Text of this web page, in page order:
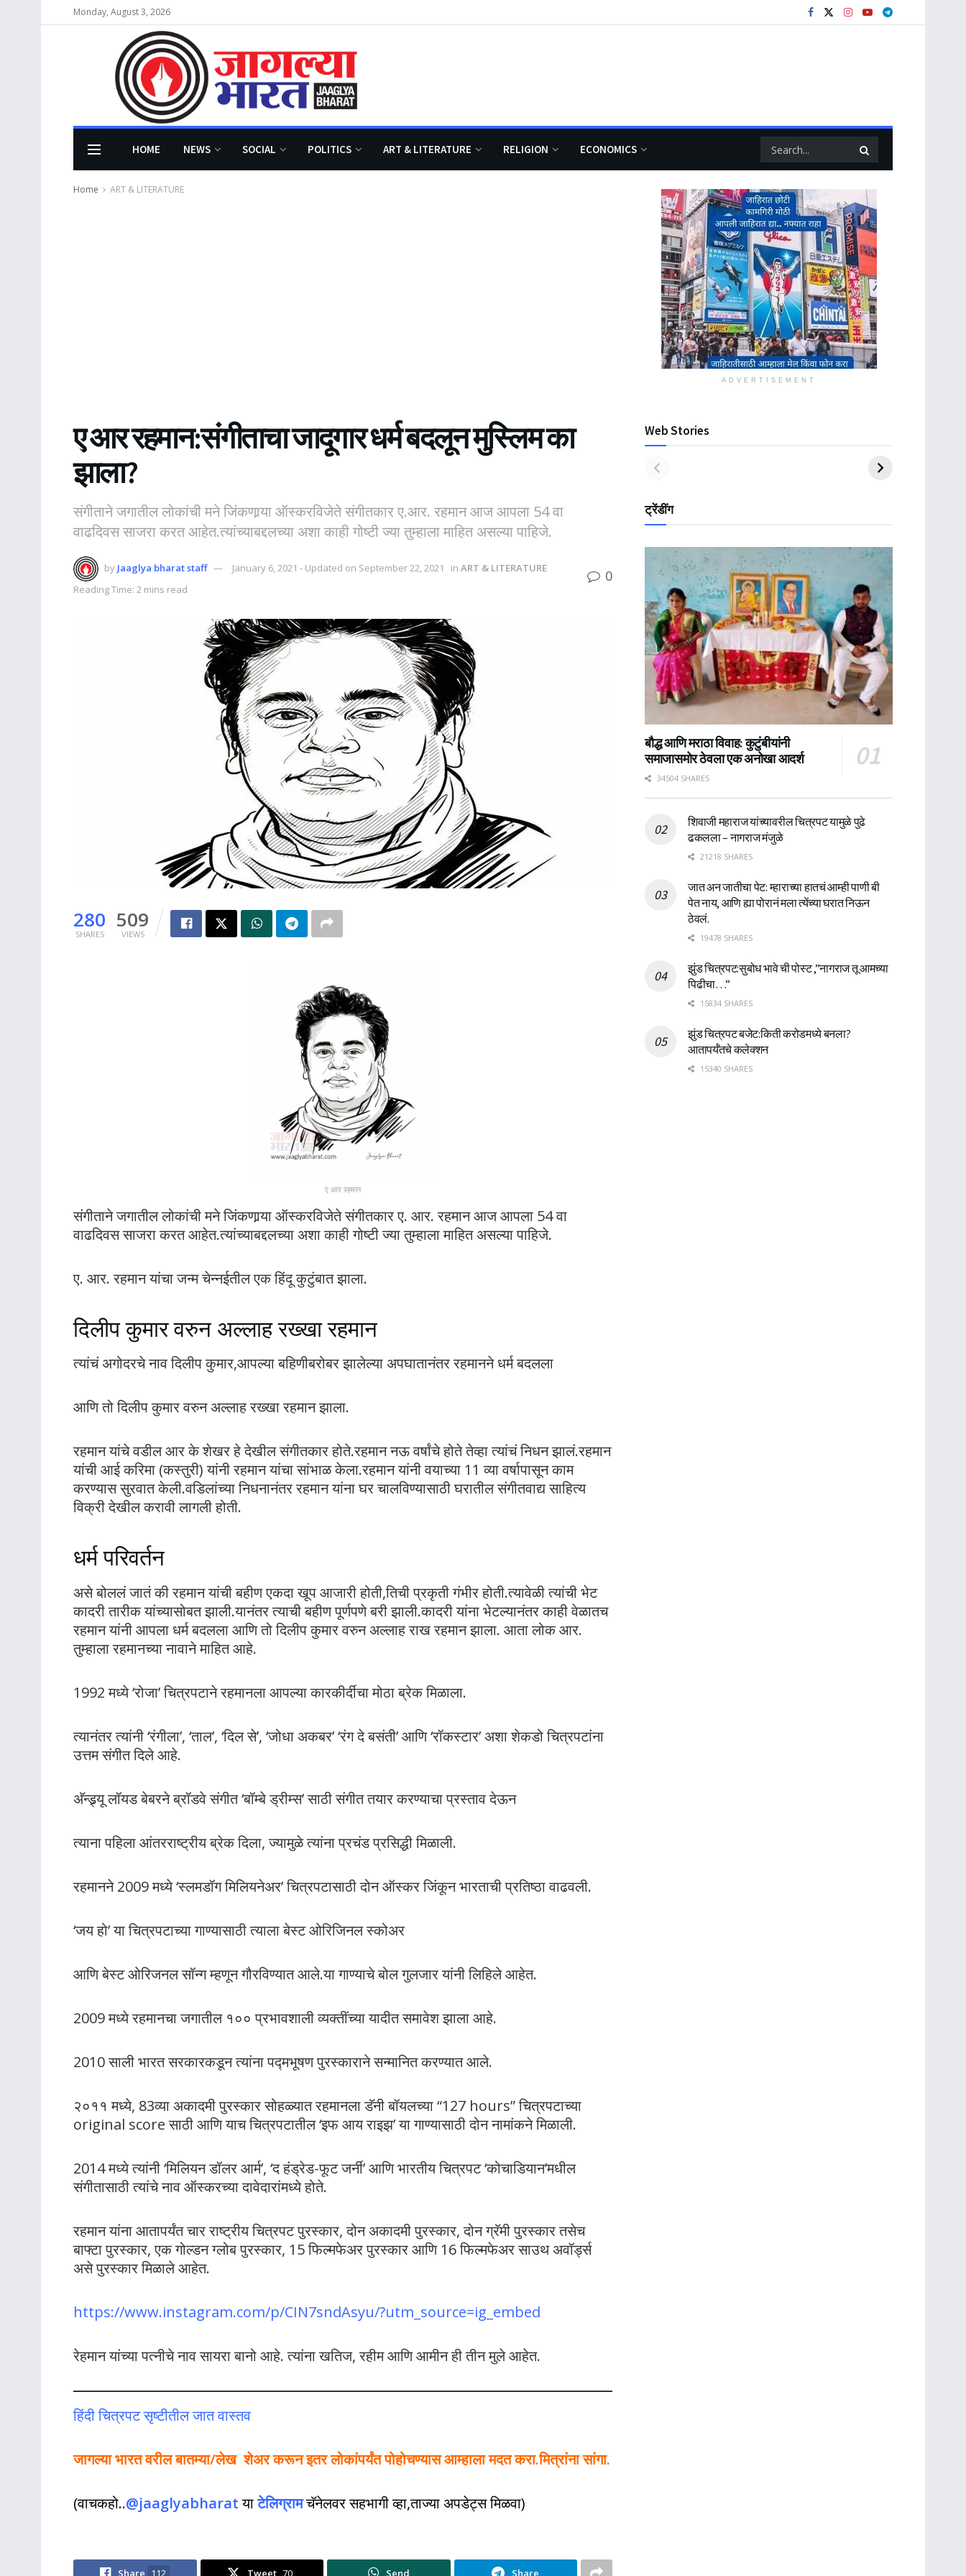
Monday, August 3, 2026
HOME NEWS SOCIAL POLITICS ART & LITERATURE RELIGION ECONOMICS
Home ART & LITERATURE
ए आर रहमान:संगीताचा जादूगार धर्म बदलून मुस्लिम का
झाला?
संगीताने जगातील लोकांची मने जिंकणार्‍या ऑस्करविजेते संगीतकार ए.आर. रहमान आज आपला 54 वा
वाढदिवस साजरा करत आहेत.त्यांच्याबद्दलच्या अशा काही गोष्टी ज्या तुम्हाला माहित असल्या पाहिजे.
by Jaaglya bharat staff January 6, 2021 - Updated on September 22, 2021 in ART & LITERATURE
Reading Time: 2 mins read
0
280
SHARES
509
VIEWS
ए आर रहमान
संगीताने जगातील लोकांची मने जिंकणार्‍या ऑस्करविजेते संगीतकार ए. आर. रहमान आज आपला 54 वा
वाढदिवस साजरा करत आहेत.त्यांच्याबद्दलच्या अशा काही गोष्टी ज्या तुम्हाला माहित असल्या पाहिजे.
ए. आर. रहमान यांचा जन्म चेन्नईतील एक हिंदू कुटुंबात झाला.
दिलीप कुमार वरुन अल्लाह रख्खा रहमान
त्यांचं अगोदरचे नाव दिलीप कुमार,आपल्या बहिणीबरोबर झालेल्या अपघातानंतर रहमानने धर्म बदलला
आणि तो दिलीप कुमार वरुन अल्लाह रख्खा रहमान झाला.
रहमान यांचे वडील आर के शेखर हे देखील संगीतकार होते.रहमान नऊ वर्षांचे होते तेव्हा त्यांचं निधन झालं.रहमान
यांची आई करिमा (कस्तुरी) यांनी रहमान यांचा सांभाळ केला.रहमान यांनी वयाच्या 11 व्या वर्षापासून काम
करण्यास सुरवात केली.वडिलांच्या निधनानंतर रहमान यांना घर चालविण्यासाठी घरातील संगीतवाद्य साहित्य
विक्री देखील करावी लागली होती.
धर्म परिवर्तन
असे बोललं जातं की रहमान यांची बहीण एकदा खूप आजारी होती,तिची प्रकृती गंभीर होती.त्यावेळी त्यांची भेट
कादरी तारीक यांच्यासोबत झाली.यानंतर त्याची बहीण पूर्णपणे बरी झाली.कादरी यांना भेटल्यानंतर काही वेळातच
रहमान यांनी आपला धर्म बदलला आणि तो दिलीप कुमार वरुन अल्लाह राख रहमान झाला. आता लोक आर.
तुम्हाला रहमानच्या नावाने माहित आहे.
1992 मध्ये ‘रोजा’ चित्रपटाने रहमानला आपल्या कारकीर्दीचा मोठा ब्रेक मिळाला.
त्यानंतर त्यांनी ‘रंगीला’, ‘ताल’, ‘दिल से’, ‘जोधा अकबर’ ‘रंग दे बसंती’ आणि ‘रॉकस्टार’ अशा शेकडो चित्रपटांना
उत्तम संगीत दिले आहे.
अ‍ॅन्ड्र्यू लॉयड बेबरने ब्रॉडवे संगीत ‘बॉम्बे ड्रीम्स’ साठी संगीत तयार करण्याचा प्रस्ताव देऊन
त्याना पहिला आंतरराष्ट्रीय ब्रेक दिला, ज्यामुळे त्यांना प्रचंड प्रसिद्धी मिळाली.
रहमानने 2009 मध्ये ‘स्लमडॉग मिलियनेअर’ चित्रपटासाठी दोन ऑस्कर जिंकून भारताची प्रतिष्ठा वाढवली.
‘जय हो’ या चित्रपटाच्या गाण्यासाठी त्याला बेस्ट ओरिजिनल स्कोअर
आणि बेस्ट ओरिजनल सॉन्ग म्हणून गौरविण्यात आले.या गाण्याचे बोल गुलजार यांनी लिहिले आहेत.
2009 मध्ये रहमानचा जगातील १०० प्रभावशाली व्यक्तींच्या यादीत समावेश झाला आहे.
2010 साली भारत सरकारकडून त्यांना पद्मभूषण पुरस्काराने सन्मानित करण्यात आले.
२०११ मध्ये, 83व्या अकादमी पुरस्कार सोहळ्यात रहमानला डॅनी बॉयलच्या “127 hours” चित्रपटाच्या
original score साठी आणि याच चित्रपटातील ‘इफ आय राइझ’ या गाण्यासाठी दोन नामांकने मिळाली.
2014 मध्ये त्यांनी ‘मिलियन डॉलर आर्म’, ‘द हंड्रेड-फूट जर्नी’ आणि भारतीय चित्रपट ‘कोचाडियान’मधील
संगीतासाठी त्यांचे नाव ऑस्करच्या दावेदारांमध्ये होते.
रहमान यांना आतापर्यंत चार राष्ट्रीय चित्रपट पुरस्कार, दोन अकादमी पुरस्कार, दोन ग्रॅमी पुरस्कार तसेच
बाफ्टा पुरस्कार, एक गोल्डन ग्लोब पुरस्कार, 15 फिल्मफेअर पुरस्कार आणि 16 फिल्मफेअर साउथ अवॉर्ड्स
असे पुरस्कार मिळाले आहेत.
https://www.instagram.com/p/CIN7sndAsyu/?utm_source=ig_embed
रेहमान यांच्या पत्नीचे नाव सायरा बानो आहे. त्यांना खतिज, रहीम आणि आमीन ही तीन मुले आहेत.
हिंदी चित्रपट सृष्टीतील जात वास्तव
जागल्या भारत वरील बातम्या/लेख शेअर करून इतर लोकांपर्यंत पोहोचण्यास आम्हाला मदत करा.मित्रांना सांगा.
(वाचकहो..@jaaglyabharat याटेलिग्रामचॅनेलवर सहभागी व्हा,ताज्या अपडेट्स मिळवा)
Share 112 Tweet 70 Send Share
ADVERTISEMENT
Web Stories
ट्रेंडींग
बौद्ध आणि मराठा विवाह: कुटुंबीयांनी
समाजासमोर ठेवला एक अनोखा आदर्श
34504 SHARES
शिवाजी महाराज यांच्यावरील चित्रपट यामुळे पुढे
ढकलला – नागराज मंजुळे
21218 SHARES
जात अन जातीचा पेट: म्हाराच्या हातचं आम्ही पाणी बी
पेत नाय, आणि ह्या पोरानं मला त्येंच्या घरात निऊन
ठेवलं.
19478 SHARES
झुंड चित्रपट:सुबोध भावे ची पोस्ट ,”नागराज तू आमच्या
पिढीचा…”
15834 SHARES
झुंड चित्रपट बजेट:किती करोडमध्ये बनला?
आतापर्यँतचे कलेक्शन
15340 SHARES